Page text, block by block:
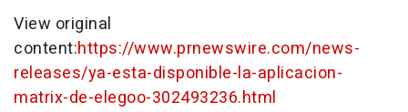
View original
content:https://www.prnewswire.com/news-
releases/ya-esta-disponible-la-aplicacion-
matrix-de-elegoo-302493236.html